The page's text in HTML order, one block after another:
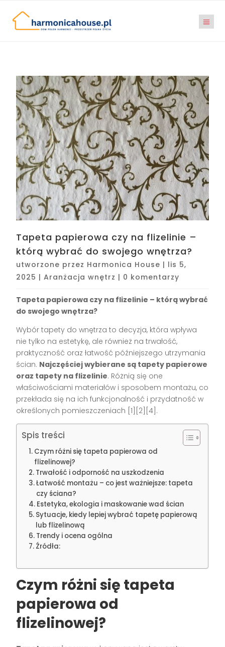
Tapeta papierowa czy na flizelinie –
którą wybrać do swojego wnętrza?
utworzone przez Harmonica House | lis 5,
2025 |Aranżacja wnętrz | 0 komentarzy
Tapeta papierowa czy na flizelinie – którą wybrać
do swojego wnętrza?
Wybór tapety do wnętrza to decyzja, która wpływa
nie tylko na estetykę, ale również na trwałość,
praktyczność oraz łatwość późniejszego utrzymania
ścian. Najczęściej wybierane są tapety papierowe
oraz tapety na flizelinie. Różnią się one
właściwościami materiałów i sposobem montażu, co
przekłada się na ich funkcjonalność i przydatność w
określonych pomieszczeniach [1][2][4] .
Spis treści
Czym różni się tapeta papierowa od
flizelinowej?
Trwałość i odporność na uszkodzenia
Łatwość montażu – co jest ważniejsze: tapeta
czy ściana?
Estetyka, ekologia i maskowanie wad ścian
Sytuacje, kiedy lepiej wybrać tapetę papierową
lub flizelinową
Trendy i ocena ogólna
Źródła:
Czym różni się tapeta
papierowa od
flizelinowej?